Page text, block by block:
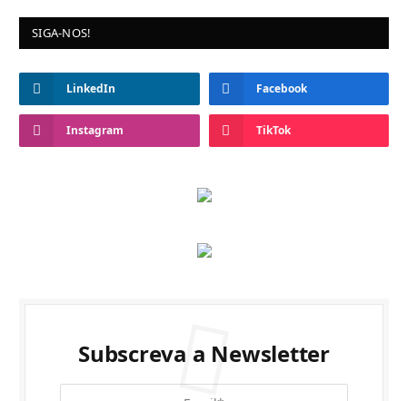
SIGA-NOS!
LinkedIn Facebook
Instagram TikTok
Subscreva a Newsletter